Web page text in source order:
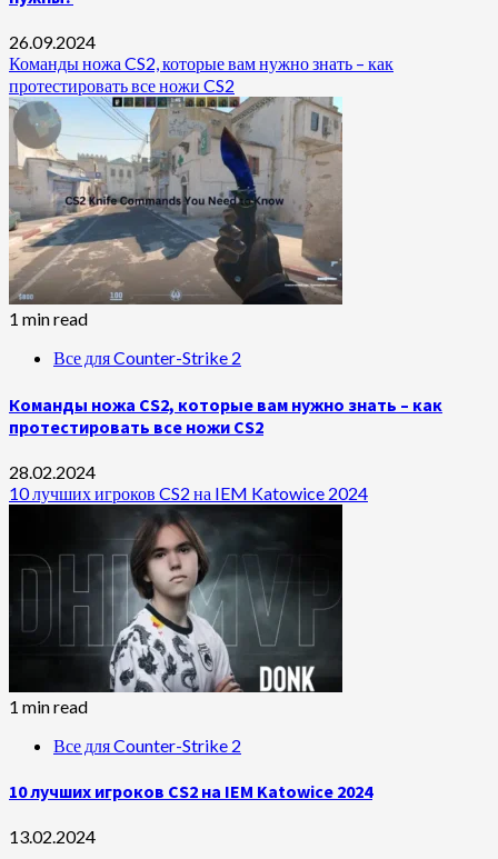
26.09.2024
Команды ножа CS2, которые вам нужно знать – как
протестировать все ножи CS2
1 min read
Все для Counter-Strike 2
Команды ножа CS2, которые вам нужно знать – как
протестировать все ножи CS2
28.02.2024
10 лучших игроков CS2 на IEM Katowice 2024
1 min read
Все для Counter-Strike 2
10 лучших игроков CS2 на IEM Katowice 2024
13.02.2024